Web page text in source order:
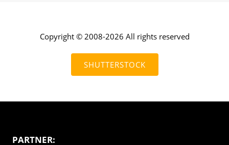
Copyright © 2008-2026 All rights reserved
SHUTTERSTOCK
PARTNER: